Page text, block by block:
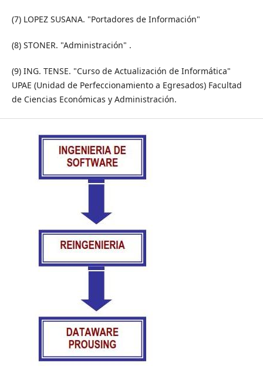
(7) LOPEZ SUSANA. "Portadores de Información"
(8) STONER. "Administración" .
(9) ING. TENSE. "Curso de Actualización de Informática"
UPAE (Unidad de Perfeccionamiento a Egresados) Facultad
de Ciencias Económicas y Administración.